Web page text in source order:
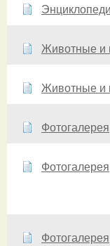
Животные и
Животные и
Фотогалерея
Фотогалерея
Фотогалерея